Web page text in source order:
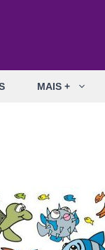
MAIS +